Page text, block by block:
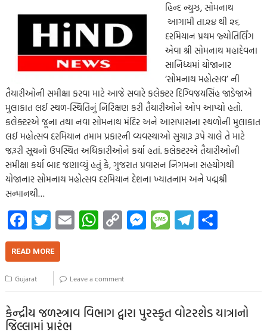
હિન્દ ન્યુઝ, સોમનાથ
આગામી તા.૨૪ થી ૨૬
દરમિયાન પ્રથમ જ્યોતિર્લિંગ
એવા શ્રી સોમનાથ મહાદેવના
સાનિધ્યમાં યોજાનાર
‘સોમનાથ મહોત્સવ’ ની
તૈયારીઓની સમીક્ષા કરવા માટે આજે સવારે કલેક્ટર દિગ્વિજયસિંહ જાડેજાએ
મુલાકાત લઈ સ્થળ-સ્થિતિનું નિરિક્ષણ કરી તૈયારીઓને ઓપ આપ્યો હતો.
કલેક્ટરએ જૂના તથા નવા સોમનાથ મંદિર અને આસપાસના સ્થળોની મુલાકાત
લઈ મહોત્સવ દરમિયાન તમામ પ્રકારની વ્યવસ્થાઓ સુચારૂ રૂપે ચાલે તે માટે
જરૂરી સૂચનો ઉપસ્થિત અધિકારીઓને કર્યા હતાં. કલેક્ટરએ તૈયારીઓની
સમીક્ષા કર્યા બાદ જણાવ્યું હતું કે, ગુજરાત પ્રવાસન નિગમના સહયોગથી
યોજાનાર સોમનાથ મહોત્સવ દરમિયાન દેશના ખ્યાતનામ અને પદ્મશ્રી
સન્માનથી…
Fa
ce
b
o
o
k
T
wi
tt
er
E
m
W
h
s
A
p
C
o
y
Li
nk
M
es
g
er
M
es
e
Te
le
m
READ MORE
Gujarat Leave a comment
કેન્દ્રીય જળસ્ત્રાવ વિભાગ દ્વારા પુરસ્કૃત વોટરશેડ યાત્રાનો
જિલ્લામાં પ્રારંભ